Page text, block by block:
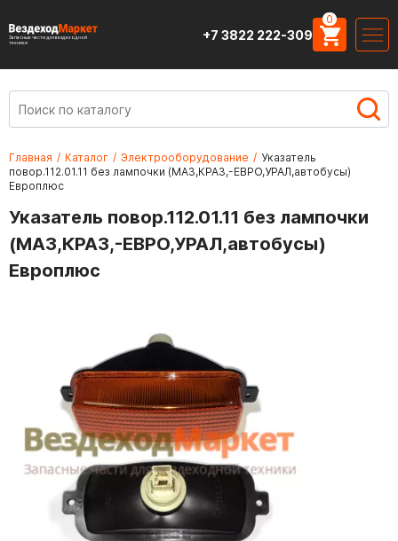
Запасные части для вездеходной
техники
+7 3822 222-309
0
Главная / Каталог / Электрооборудование / Указатель
повор.112.01.11 без лампочки (МАЗ,КРАЗ,-ЕВРО,УРАЛ,автобусы)
Европлюс
Указатель повор.112.01.11 без лампочки
(МАЗ,КРАЗ,-ЕВРО,УРАЛ,автобусы)
Европлюс